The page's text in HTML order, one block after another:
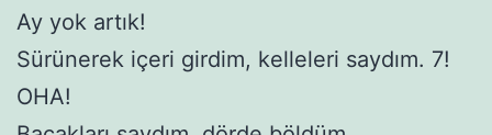
Ay yok artık!
Sürünerek içeri girdim, kelleleri saydım. 7!
OHA!